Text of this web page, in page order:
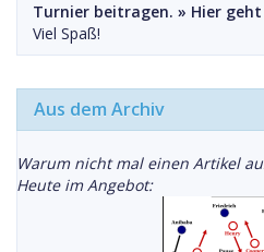
Turnier beitragen. » Hier
Viel Spaß!
Aus dem Archiv
Warum nicht mal einen Artikel
Heute im Angebot: